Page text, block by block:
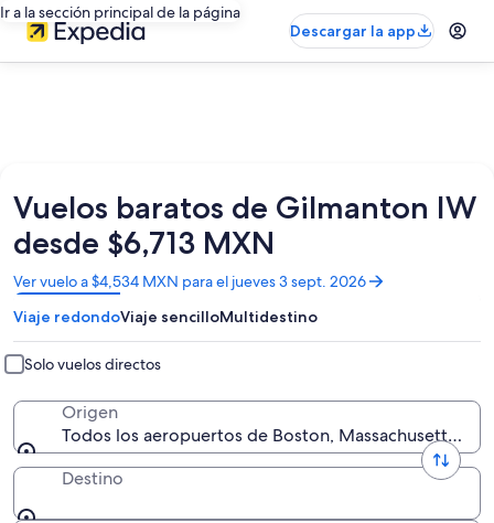
Ir a la sección principal de la página
Descargar la app
Vuelos baratos de Gilmanton IW
desde $6,713 MXN
Ver vuelo a $4,534 MXN para el jueves 3 sept. 2026
Se
abrirá
en
una
nueva
ventana
Viaje redondoViaje sencilloMultidestino
Solo vuelos directos
Origen
Todos los aeropuertos de Boston, Massachusetts,
Destino